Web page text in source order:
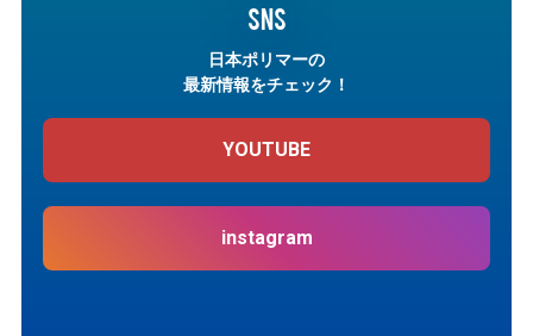
SNS
日本ポリマーの
最新情報をチェック！
YOUTUBE
instagram